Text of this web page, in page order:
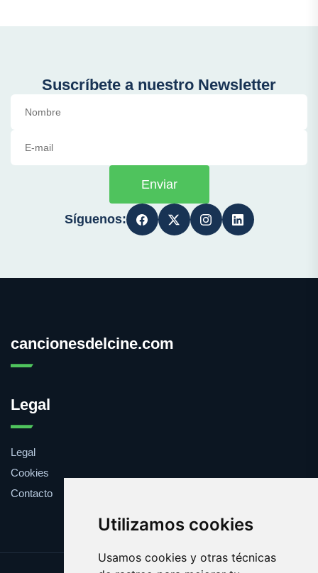
Utilizamos cookies
Usamos cookies y otras técnicas
Suscríbete a nuestro Newsletter
Enviar
Síguenos:
cancionesdelcine.com
Legal
Legal
Cookies
Contacto